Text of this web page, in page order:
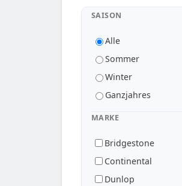
SAISON
Alle
Sommer
Winter
Ganzjahres
MARKE
Bridgestone
Continental
Dunlop